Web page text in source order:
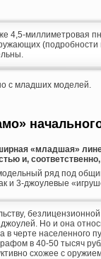
4,5-миллиметровая
(подробности
с младших моделей.
«младшая»
и,
ряд под
и 3-джоулевые
Но и она
черте населенного
в 40-50 тысяч
схожее с